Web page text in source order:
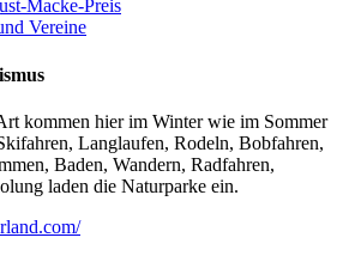
Macke-Preis
Vereine
kommen hier im Winter wie im Sommer
Langlaufen, Rodeln, Bobfahren,
Baden, Wandern, Radfahren,
laden die Naturparke ein.